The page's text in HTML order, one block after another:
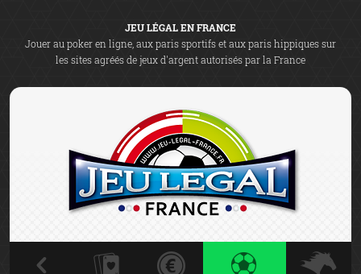
JEU LÉGAL EN FRANCE
Jouer au poker en ligne, aux paris sportifs et aux paris hippiques sur
les sites agréés de jeux d'argent autorisés par la France